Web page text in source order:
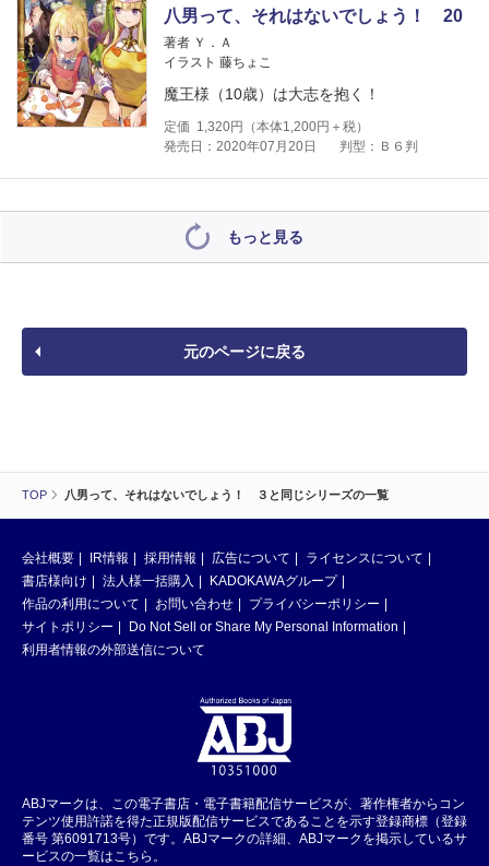
TOP 八男って、それはないでしょう！ ３と同じシリーズの一覧
八男って、それはないでしょう！ 20
著者 Ｙ．Ａ
イラスト 藤ちょこ
魔王様（10歳）は大志を抱く！
定価 1,320円（本体1,200円＋税）
発売日：2020年07月20日
判型：Ｂ６判
もっと見る
元のページに戻る
会社概要 IR情報 採用情報 広告について
ライセンスについて
書店様向け
法人様一括購入
KADOKAWAグループ
作品の利用について
お問い合わせ
プライバシーポリシー
サイトポリシー
Do Not Sell or Share My Personal Information
利用者情報の外部送信について
ABJマークは、この電子書店・電子書籍配信サービスが、著作権者からコン
テンツ使用許諾を得た正規版配信サービスであることを示す登録商標（登録
番号 第6091713号）です。ABJマークの詳細、ABJマークを掲示しているサ
ービスの一覧はこちら。